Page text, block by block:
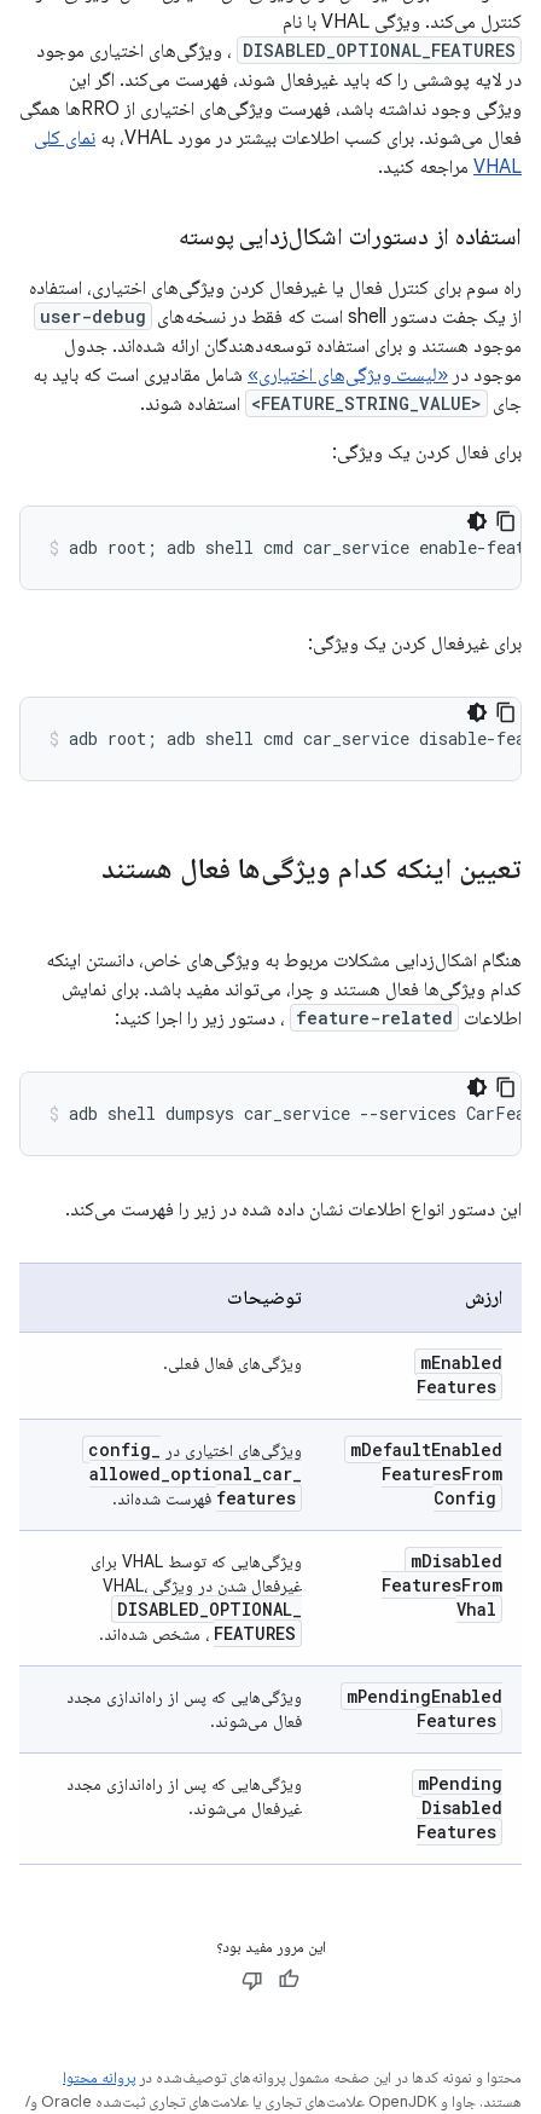
کنترل می‌کند. ویژگی VHAL با نام
DISABLED_OPTIONAL_FEATURES ، ویژگی‌های اختیاری موجود
در لایه پوششی را که باید غیرفعال شوند، فهرست می‌کند. اگر این
ویژگی وجود نداشته باشد، فهرست ویژگی‌های اختیاری از RROها همگی
فعال می‌شوند. برای کسب اطلاعات بیشتر در مورد VHAL، به
نمای کلی
VHAL مراجعه کنید.
استفاده از دستورات اشکال‌زدایی پوسته
راه سوم برای کنترل فعال یا غیرفعال کردن ویژگی‌های اختیاری، استفاده
از یک جفت دستور shell است که فقط در نسخه‌های
user-debug
موجود هستند و برای استفاده توسعه‌دهندگان ارائه شده‌اند. جدول
موجود در «لیست ویژگی‌های اختیاری» شامل مقادیری است که باید به
جای <FEATURE_STRING_VALUE>
استفاده شوند.
برای فعال کردن یک ویژگی:
برای غیرفعال کردن یک ویژگی:
تعیین اینکه کدام ویژگی‌ها فعال هستند
هنگام اشکال‌زدایی مشکلات مربوط به ویژگی‌های خاص، دانستن اینکه
کدام ویژگی‌ها فعال هستند و چرا، می‌تواند مفید باشد. برای نمایش
اطلاعات feature-related ، دستور زیر را اجرا کنید:
این دستور انواع اطلاعات نشان داده شده در زیر را فهرست می‌کند.
ارزش توضیحات
mEnabled
Features
ویژگی‌های فعال فعلی.
mDefaultEnabled
FeaturesFrom
Config
ویژگی‌های اختیاری در config_
allowed_optional_car_
features فهرست شده‌اند.
mDisabled
FeaturesFrom
Vhal
ویژگی‌هایی که توسط VHAL برای
غیرفعال شدن در ویژگی VHAL،
DISABLED_OPTIONAL_
FEATURES ، مشخص شده‌اند.
mPendingEnabled
Features
ویژگی‌هایی که پس از راه‌اندازی مجدد
فعال می‌شوند.
mPending
Disabled
Features
ویژگی‌هایی که پس از راه‌اندازی مجدد
غیرفعال می‌شوند.
این مرور مفید بود؟
محتوا و نمونه کدها در این صفحه مشمول پروانه‌های توصیف‌شده در پروانه محتوا
هستند. جاوا و OpenJDK علامت‌های تجاری یا علامت‌های تجاری ثبت‌شده Oracle و/